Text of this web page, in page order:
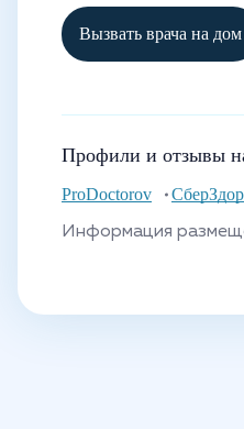
Вызвать врача на дом
Профили и отзывы
ProDoctorov
Информация